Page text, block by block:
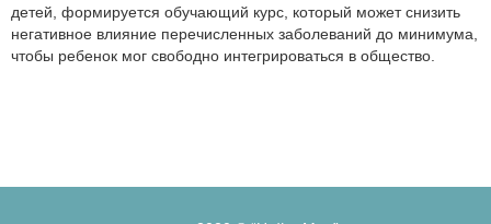
детей, формируется обучающий курс, который может снизить
негативное влияние перечисленных заболеваний до минимума,
чтобы ребенок мог свободно интегрироваться в общество.